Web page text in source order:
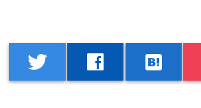
twitter facebook hatenabookmark